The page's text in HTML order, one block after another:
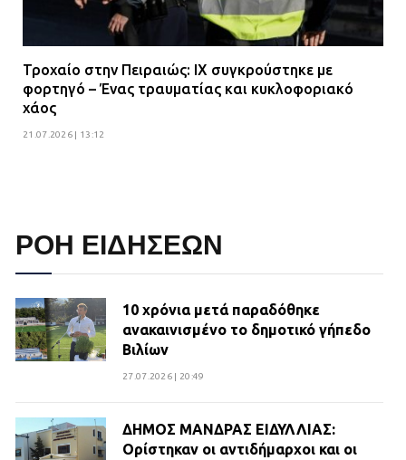
Τροχαίο στην Πειραιώς: ΙΧ συγκρούστηκε με
φορτηγό – Ένας τραυματίας και κυκλοφοριακό
χάος
21.07.2026 | 13:12
ΡΟΗ ΕΙΔΗΣΕΩΝ
10 χρόνια μετά παραδόθηκε
ανακαινισμένο το δημοτικό γήπεδο
Βιλίων
27.07.2026 | 20:49
ΔΗΜΟΣ ΜΑΝΔΡΑΣ ΕΙΔΥΛΛΙΑΣ:
Ορίστηκαν οι αντιδήμαρχοι και οι